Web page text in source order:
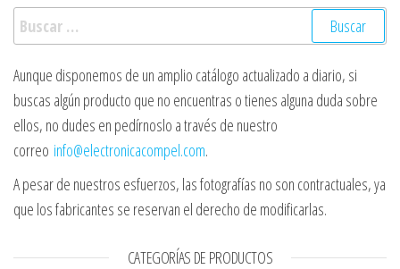
Buscar:
Aunque disponemos de un amplio catálogo actualizado a diario, si
buscas algún producto que no encuentras o tienes alguna duda sobre
ellos, no dudes en pedírnoslo a través de nuestro
correo info@electronicacompel.com.
A pesar de nuestros esfuerzos, las fotografías no son contractuales, ya
que los fabricantes se reservan el derecho de modificarlas.
CATEGORÍAS DE PRODUCTOS